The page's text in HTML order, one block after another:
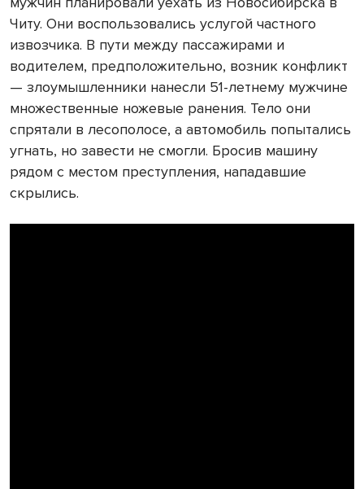
Читу. Они воспользовались услугой частного
извозчика. В пути между пассажирами и
водителем, предположительно, возник конфликт
— злоумышленники нанесли 51-летнему мужчине
множественные ножевые ранения. Тело они
спрятали в лесополосе, а автомобиль попытались
угнать, но завести не смогли. Бросив машину
рядом с местом преступления, нападавшие
скрылись.